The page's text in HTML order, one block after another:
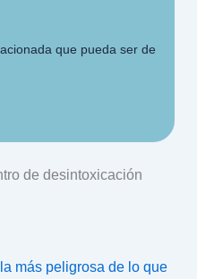
que pueda ser de
más peligrosa de lo que